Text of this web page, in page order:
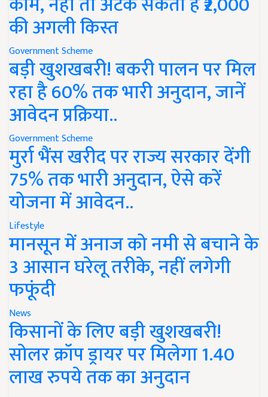
की अगली किस्त
Government Scheme
बड़ी खुशखबरी! बकरी पालन पर मिल
रहा है 60% तक भारी अनुदान, जानें
आवेदन प्रक्रिया..
Government Scheme
मुर्रा भैंस खरीद पर राज्य सरकार देंगी
75% तक भारी अनुदान, ऐसे करें
योजना में आवेदन..
Lifestyle
मानसून में अनाज को नमी से बचाने के
3 आसान घरेलू तरीके, नहीं लगेगी
फफूंदी
News
किसानों के लिए बड़ी खुशखबरी!
सोलर क्रॉप ड्रायर पर मिलेगा 1.40
लाख रुपये तक का अनुदान